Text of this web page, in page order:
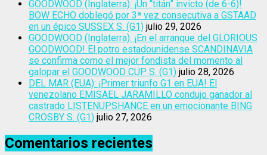
GOODWOOD (Inglaterra): ¡Un “titán” invicto (de 6-6)!
BOW ECHO doblegó por 3ª vez consecutiva a GSTAAD
en un épico SUSSEX S. (G1) julio 29, 2026
GOODWOOD (Inglaterra): ¡En el arranque del GLORIOUS
GOODWOOD! El potro estadounidense SCANDINAVIA
se confirma como el mejor fondista del momento al
galopar el GOODWOOD CUP S. (G1) julio 28, 2026
DEL MAR (EUA): ¡Primer triunfo G1 en EUA! El
venezolano EMISAEL JARAMILLO condujo ganador al
castrado LISTENUPSHANCE en un emocionante BING
CROSBY S. (G1) julio 27, 2026
Comentarios recientes